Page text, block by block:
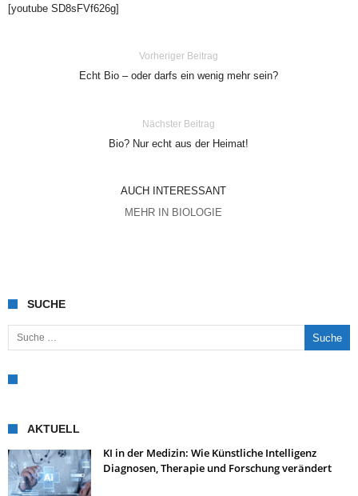
[youtube SD8sFVf626g]
Vorheriger Beitrag
Echt Bio – oder darfs ein wenig mehr sein?
Nächster Beitrag
Bio? Nur echt aus der Heimat!
AUCH INTERESSANT
MEHR IN BIOLOGIE
SUCHE
Suche nach:
AKTUELL
KI in der Medizin: Wie Künstliche Intelligenz
Diagnosen, Therapie und Forschung verändert